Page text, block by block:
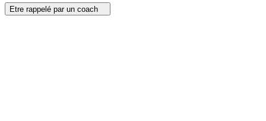
Etre rappelé par un coach